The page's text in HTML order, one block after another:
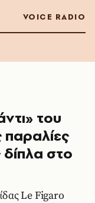
VOICE RADIO
του
παραλίες
δίπλα στο
Le Figaro